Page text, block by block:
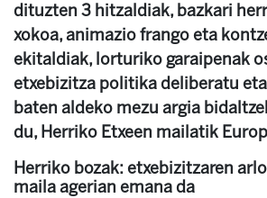
dituzten 3 hitzaldiak, bazkari
xokoa, animazio frango eta
ekitaldiak, lorturiko garaipenak
etxebizitza politika deliberatu
baten aldeko mezu argia
du, Herriko Etxeen mailatik
Herriko bozak: etxebizitzaren
maila agerian emana da